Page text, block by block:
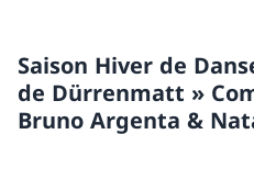
Saison Hiver de
de Dürrenmatt »
Bruno Argenta &